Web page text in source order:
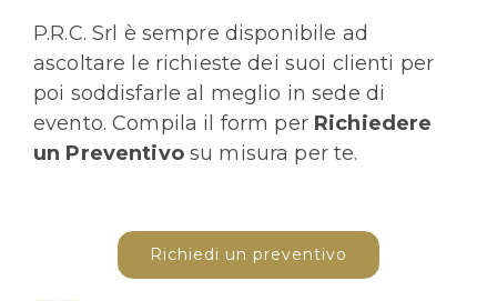
P.R.C. Srl è sempre disponibile ad
ascoltare le richieste dei suoi clienti per
poi soddisfarle al meglio in sede di
evento. Compila il form per Richiedere
un Preventivosu misura per te.
Richiedi un preventivo